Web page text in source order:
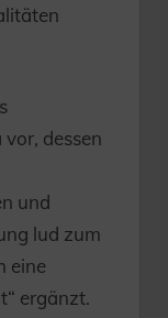
dessen
und
lud zum
eine
ergänzt.